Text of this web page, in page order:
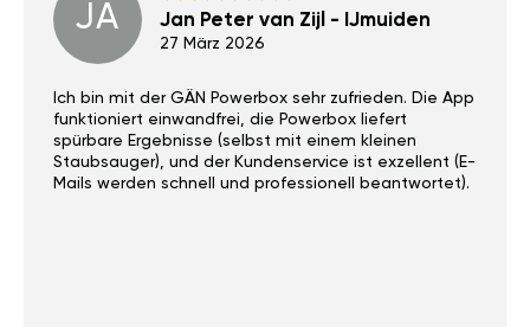
JA Jan Peter van Zijl - IJmuiden
27 März 2026
Ich bin mit der GÄN Powerbox sehr zufrieden. Die App
funktioniert einwandfrei, die Powerbox liefert
spürbare Ergebnisse (selbst mit einem kleinen
Staubsauger), und der Kundenservice ist exzellent (E-
Mails werden schnell und professionell beantwortet).